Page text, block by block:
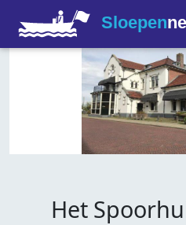
Sloepen
Het